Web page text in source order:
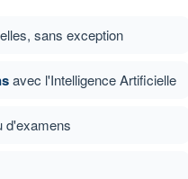
sans exception
avec l'Intelligence Artificielle
d'examens